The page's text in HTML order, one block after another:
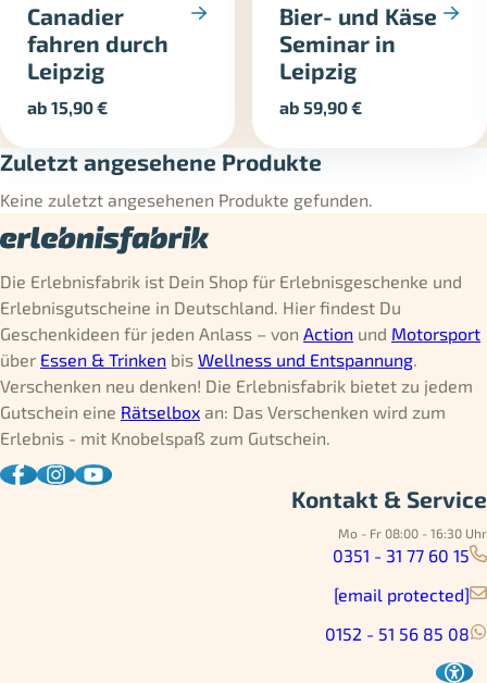
Canadier
fahren durch
Leipzig
ab15,90€
Bier- und Käse
Seminar in
Leipzig
ab59,90€
Zuletzt angesehene Produkte
Keine zuletzt angesehenen Produkte gefunden.
Die Erlebnisfabrik ist Dein Shop für Erlebnisgeschenke und
Erlebnisgutscheine in Deutschland. Hier findest Du
Geschenkideen für jeden Anlass – von Action und Motorsport
über Essen & Trinken bis Wellness und Entspannung
Verschenken neu denken! Die Erlebnisfabrik bietet zu jedem
Gutschein eine Rätselbox an: Das Verschenken wird zum
Erlebnis - mit Knobelspaß zum Gutschein.
Kontakt & Service
Mo - Fr 08:00 - 16:30 Uhr
0351 - 31 77 60 15
[email protected]
0152 - 51 56 85 08